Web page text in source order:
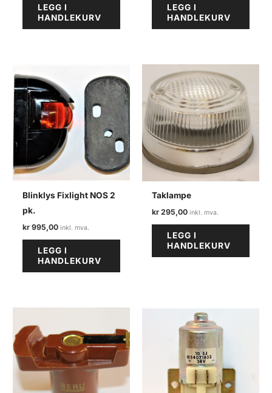
LEGG I
HANDLEKURV
LEGG I
HANDLEKURV
Blinklys Fixlight NOS 2
pk.
kr 995,00
LEGG I
HANDLEKURV
Taklampe
kr 295,00
LEGG I
HANDLEKURV